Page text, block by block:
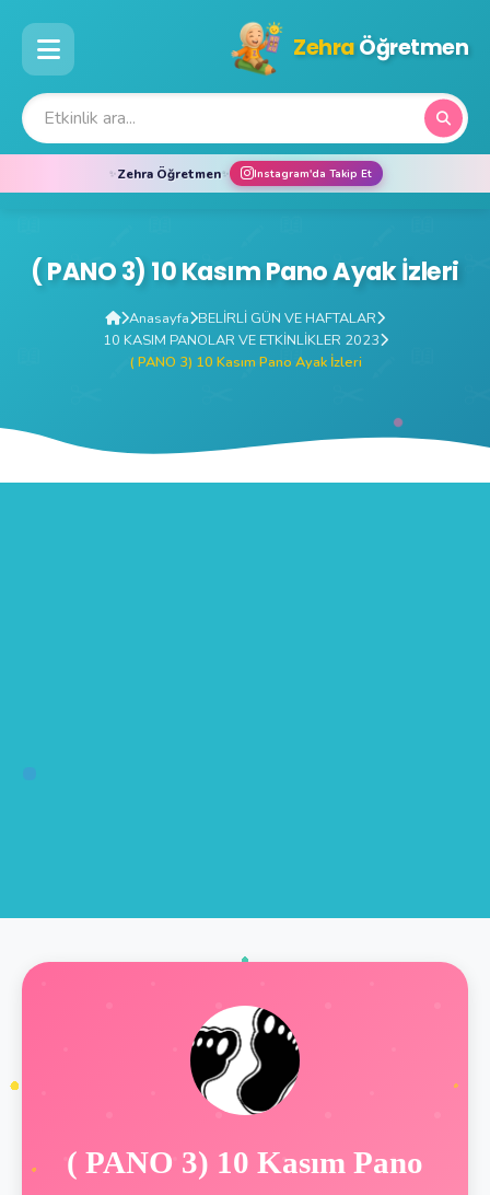
ZehraÖğretmen
✨Zehra Öğretmen✨ Instagram'da Takip Et
( PANO 3) 10 Kasım Pano Ayak İzleri
Anasayfa BELİRLİ GÜN VE HAFTALAR
10 KASIM PANOLAR VE ETKİNLİKLER 2023
( PANO 3) 10 Kasım Pano Ayak İzleri
( PANO 3) 10 Kasım Pano